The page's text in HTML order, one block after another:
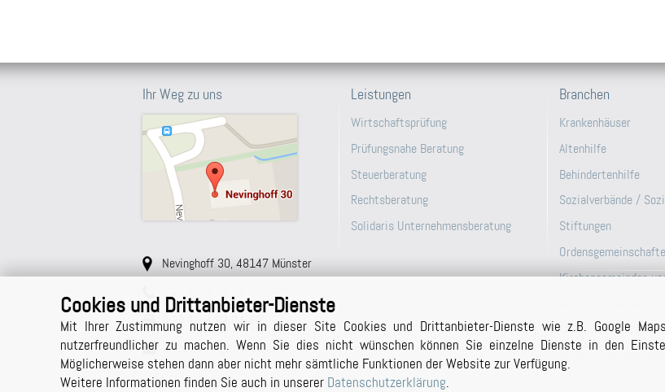
Cookies und Drittanbieter-Dienste
Mit Ihrer Zustimmung nutzen wir in dieser Site Cookies und Drittanbieter-Dienste wie z.B. Google
nutzerfreundlicher zu machen. Wenn Sie dies nicht wünschen können Sie einzelne Dienste in den
Möglicherweise stehen dann aber nicht mehr sämtliche Funktionen der Website zur Verfügung.
Weitere Informationen finden Sie auch in unserer Datenschutzerklärung.
Ihr Weg zu uns
Nevinghoff 30, 48147 Münster
0 25 1 - 4 82 04-40
sekretariat@bpg-muenster.de
Leistungen
Wirtschaftsprüfung
Prüfungsnahe Beratung
Steuerberatung
Rechtsberatung
Solidaris Unternehmensberatung
Branchen
Krankenhäuser
Altenhilfe
Behindertenhilfe
Sozialverbände /
Stiftungen
Kirchengemeinden
Öffentlich-Rechtliche
Kinder- und